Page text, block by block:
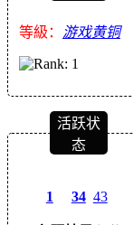
等級： 游戏黄铜
活跃状
态
1 34 43